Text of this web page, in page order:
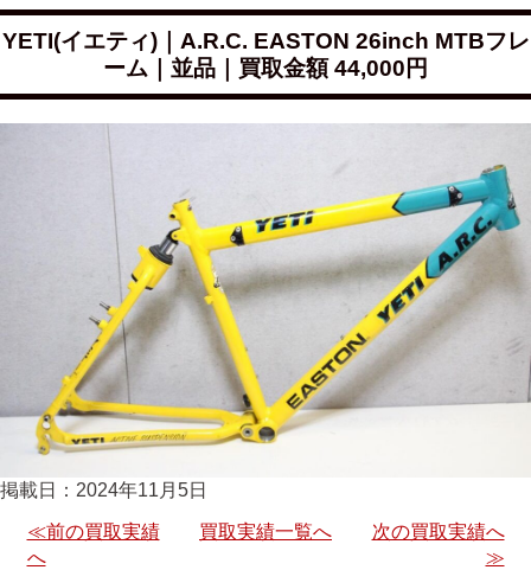
YETI(イエティ)｜A.R.C. EASTON 26inch MTBフレ
ーム｜並品｜買取金額 44,000円
掲載日：2024年11月5日
≪前の買取実績
へ
買取実績一覧へ
次の買取実績へ
≫